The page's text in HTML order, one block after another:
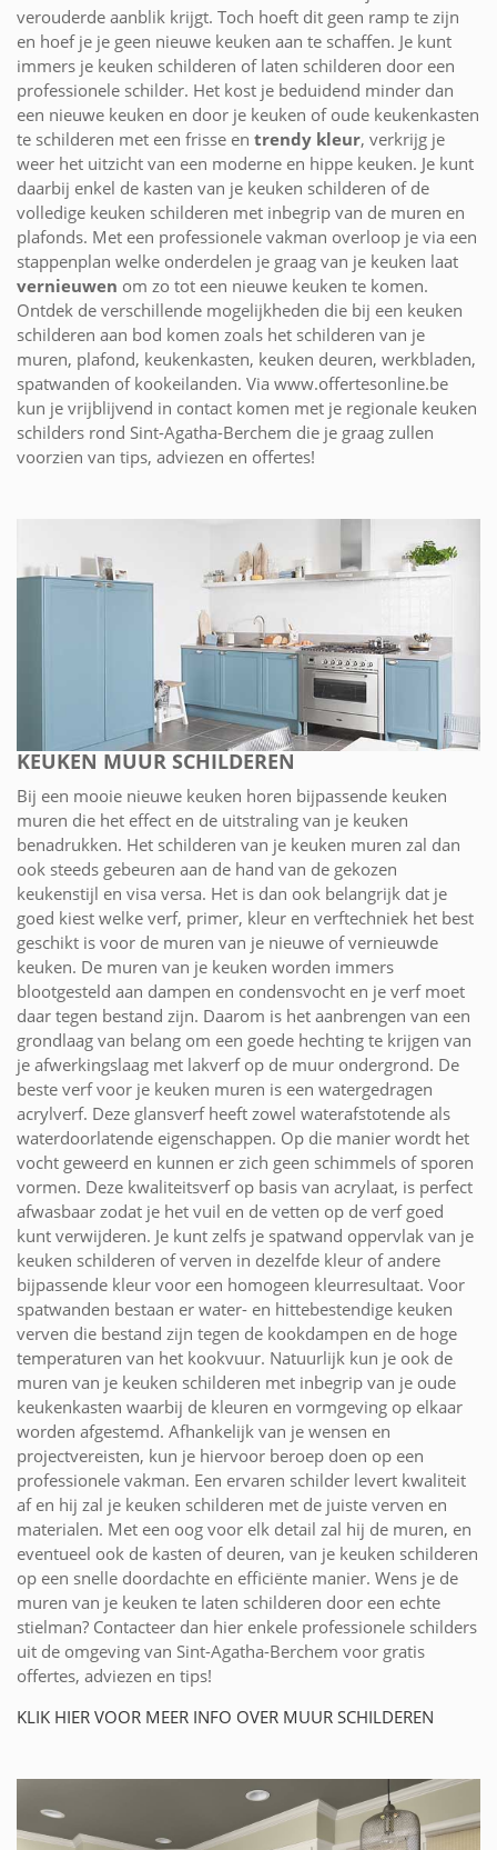
verouderde aanblik krijgt. Toch hoeft dit geen ramp te zijn
en hoef je je geen nieuwe keuken aan te schaffen. Je kunt
immers je keuken schilderen of laten schilderen door een
professionele schilder. Het kost je beduidend minder dan
een nieuwe keuken en door je keuken of oude keukenkasten
te schilderen met een frisse en trendy kleur, verkrijg je
weer het uitzicht van een moderne en hippe keuken. Je kunt
daarbij enkel de kasten van je keuken schilderen of de
volledige keuken schilderen met inbegrip van de muren en
plafonds. Met een professionele vakman overloop je via een
stappenplan welke onderdelen je graag van je keuken laat
vernieuwen om zo tot een nieuwe keuken te komen.
Ontdek de verschillende mogelijkheden die bij een keuken
schilderen aan bod komen zoals het schilderen van je
muren, plafond, keukenkasten, keuken deuren, werkbladen,
spatwanden of kookeilanden. Via www.offertesonline.be
kun je vrijblijvend in contact komen met je regionale keuken
schilders rond Sint-Agatha-Berchem die je graag zullen
voorzien van tips, adviezen en offertes!
KEUKEN MUUR SCHILDEREN
Bij een mooie nieuwe keuken horen bijpassende keuken
muren die het effect en de uitstraling van je keuken
benadrukken. Het schilderen van je keuken muren zal dan
ook steeds gebeuren aan de hand van de gekozen
keukenstijl en visa versa. Het is dan ook belangrijk dat je
goed kiest welke verf, primer, kleur en verftechniek het best
geschikt is voor de muren van je nieuwe of vernieuwde
keuken. De muren van je keuken worden immers
blootgesteld aan dampen en condensvocht en je verf moet
daar tegen bestand zijn. Daarom is het aanbrengen van een
grondlaag van belang om een goede hechting te krijgen van
je afwerkingslaag met lakverf op de muur ondergrond. De
beste verf voor je keuken muren is een watergedragen
acrylverf. Deze glansverf heeft zowel waterafstotende als
waterdoorlatende eigenschappen. Op die manier wordt het
vocht geweerd en kunnen er zich geen schimmels of sporen
vormen. Deze kwaliteitsverf op basis van acrylaat, is perfect
afwasbaar zodat je het vuil en de vetten op de verf goed
kunt verwijderen. Je kunt zelfs je spatwand oppervlak van je
keuken schilderen of verven in dezelfde kleur of andere
bijpassende kleur voor een homogeen kleurresultaat. Voor
spatwanden bestaan er water- en hittebestendige keuken
verven die bestand zijn tegen de kookdampen en de hoge
temperaturen van het kookvuur. Natuurlijk kun je ook de
muren van je keuken schilderen met inbegrip van je oude
keukenkasten waarbij de kleuren en vormgeving op elkaar
worden afgestemd. Afhankelijk van je wensen en
projectvereisten, kun je hiervoor beroep doen op een
professionele vakman. Een ervaren schilder levert kwaliteit
af en hij zal je keuken schilderen met de juiste verven en
materialen. Met een oog voor elk detail zal hij de muren, en
eventueel ook de kasten of deuren, van je keuken schilderen
op een snelle doordachte en efficiënte manier. Wens je de
muren van je keuken te laten schilderen door een echte
stielman? Contacteer dan hier enkele professionele schilders
uit de omgeving van Sint-Agatha-Berchem voor gratis
offertes, adviezen en tips!
KLIK HIER VOOR MEER INFO OVER MUUR SCHILDEREN